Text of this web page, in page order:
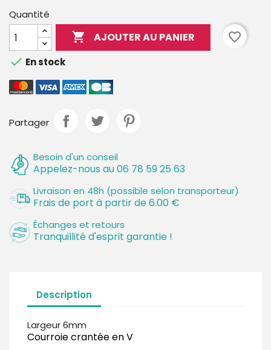
Quantité
 AJOUTER AU PANIER
favorite_border
 En stock
Partager
Besoin d'un conseil
Appelez-nous au 06 78 59 25 63
Livraison en 48h (possible selon transporteur)
Frais de port à partir de 6.00 €
Échanges et retours
Tranquillité d'esprit garantie !
Description
Largeur 6mm
Courroie crantée en V